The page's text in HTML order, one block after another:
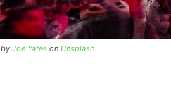
Joe Yates on Unsplash